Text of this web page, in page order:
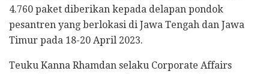
4.760 paket diberikan kepada delapan pondok
pesantren yang berlokasi di Jawa Tengah dan Jawa
Timur pada 18-20 April 2023.
Teuku Kanna Rhamdan selaku Corporate Affairs